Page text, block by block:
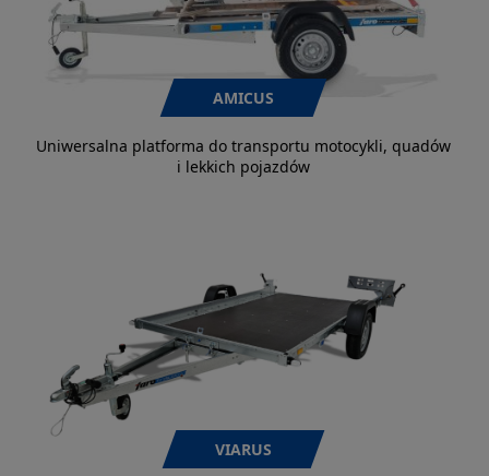
AMICUS
Uniwersalna platforma do transportu motocykli, quadów
i lekkich pojazdów
VIARUS